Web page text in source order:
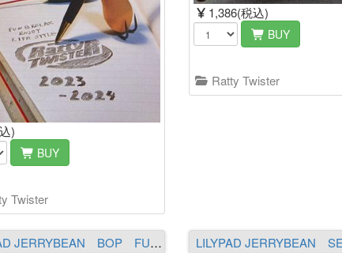
)
BUY
Twister
1,386(税込)
BUY
Ratty Twister
LILYPAD JERRYBEAN BOP FUJIOKA ORIGINAL COLOR FJ-109（イエロー／ロイヤルブルー）